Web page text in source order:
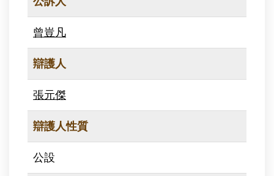
曾豈凡
辯護人
張元傑
辯護人性質
公設